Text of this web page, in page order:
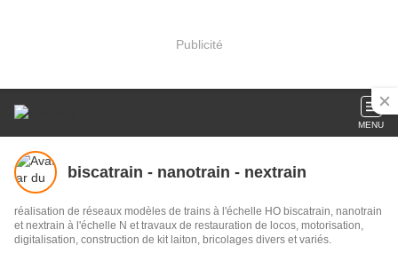
Publicité
MENU
biscatrain - nanotrain - nextrain
réalisation de réseaux modèles de trains à l'échelle HO biscatrain, nanotrain
et nextrain à l'échelle N et travaux de restauration de locos, motorisation,
digitalisation, construction de kit laiton, bricolages divers et variés.